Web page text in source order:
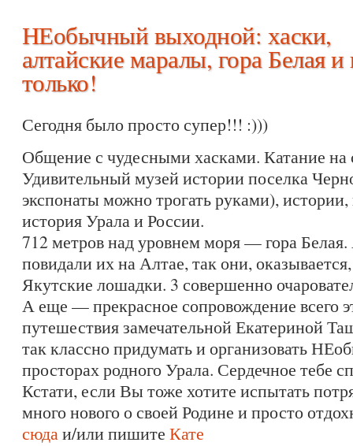
НЕобычный выходной: хаски,
алтайские маралы, гора Белая и
только!
Сегодня было просто супер!!! :)))
Общение с чудесными хасками. Катание на
Удивительный музей истории поселка
экспонаты можно трогать руками),
история Урала и России.
712 метров над уровнем моря — гора
повидали их на Алтае, так они,
Якутские лошадки. 3 совершенно
А еще — прекрасное сопровождение всего
путешествия замечательной Екатериной
так классно придумать и организовать
просторах родного Урала. Сердечное тебе
Кстати, если Вы тоже хотите испытать
много нового о своей Родине и просто
сюдаи/или пишите Кате